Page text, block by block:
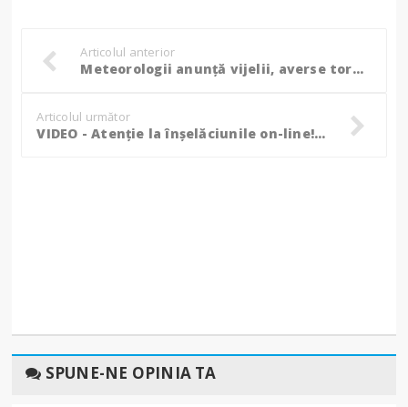
Articolul anterior
Meteorologii anunță vijelii, averse torențiale și descărcări electrice în județul Botoșani!
Articolul următor
VIDEO - Atenție la înșelăciunile on-line! Un bărbat din Botoșani a pierdut 10.000 de lei!
SPUNE-NE OPINIA TA